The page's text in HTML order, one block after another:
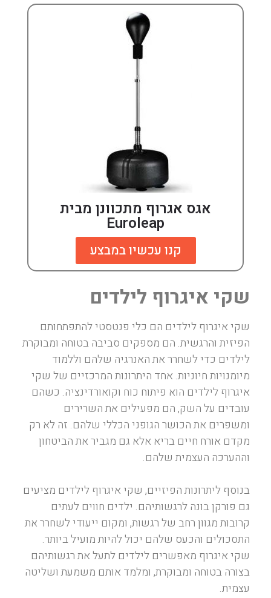
אגס אגרוף מתכוונן מבית
Euroleap
קנו עכשיו במבצע
שקי איגרוף לילדים
שקי איגרוף לילדים הם כלי פנטסטי להתפתחותם
הפיזית והרגשית. הם מספקים סביבה בטוחה ומבוקרת
לילדים כדי לשחרר את האנרגיה שלהם וללמוד
מיומנויות חיוניות. אחד היתרונות המרכזיים של שקי
איגרוף לילדים הוא פיתוח כוח וקואורדינציה. כשהם
עובדים על השק, הם מפעילים את השרירים
ומשפרים את הכושר הגופני הכללי שלהם. זה לא רק
מקדם אורח חיים בריא אלא גם מגביר את הביטחון
וההערכה העצמית שלהם.
בנוסף ליתרונות הפיזיים, שקי איגרוף לילדים מציעים
גם פורקן בונה לרגשותיהם. ילדים חווים לעתים
קרובות מגוון רחב של רגשות, ומקום ייעודי לשחרר את
התסכולים והכעס שלהם יכול להיות מועיל ביותר.
שקי איגרוף מאפשרים לילדים לתעל את רגשותיהם
בצורה בטוחה ומבוקרת, ומלמד אותם משמעת ושליטה
עצמית.